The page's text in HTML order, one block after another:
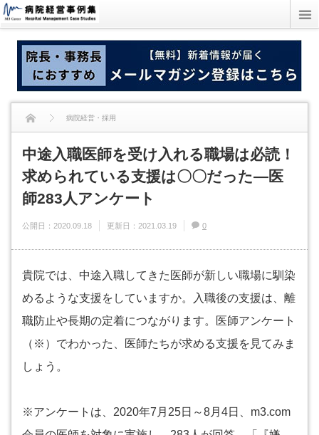
病院経営・採用
中途入職医師を受け入れる職場は必読！求められている支援は〇〇だった―医師
283人アンケート
中途入職医師を受け入れる職場は必読！
求められている支援は〇〇だった―医
師283人アンケート
公開日： 2020.09.18 更新日： 2021.03.19 0
貴院では、中途入職してきた医師が新しい職場に馴染
めるような支援をしていますか。入職後の支援は、離
職防止や長期の定着につながります。医師アンケート
（※）でわかった、医師たちが求める支援を見てみま
しょう。
※アンケートは、2020年7月25日～8月4日、m3.com